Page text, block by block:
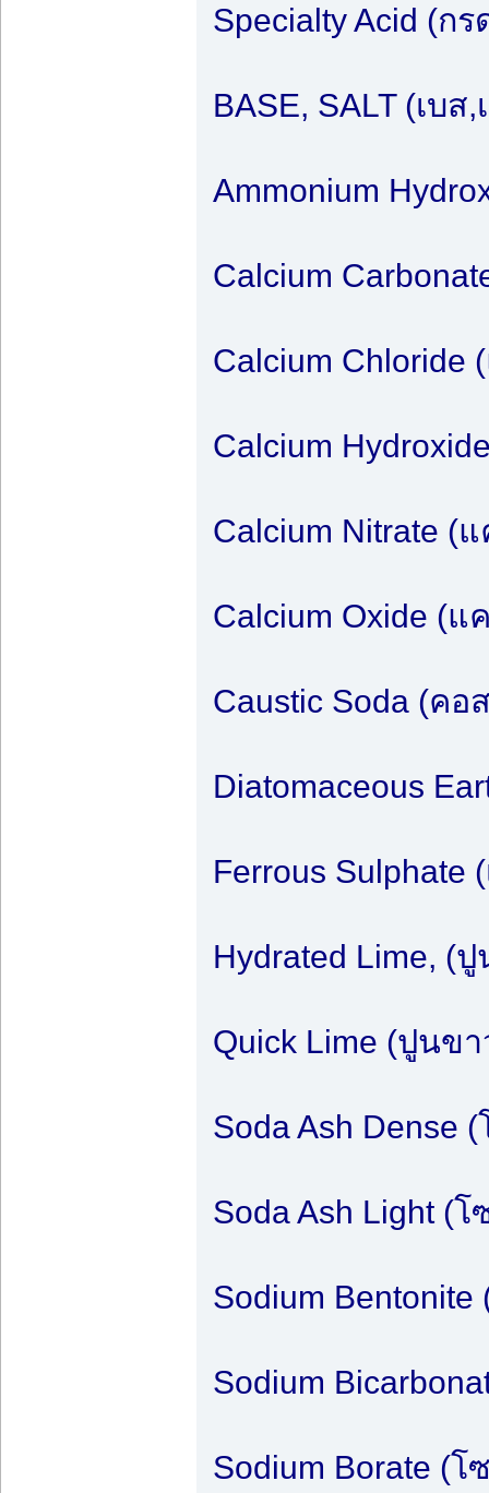
Specialty Acid (ก
BASE, SALT (เบส,
Ammonium
Calcium
Calcium Chloride
Calcium
Calcium Nitrate (
Calcium Oxide (
Caustic Soda (ค
Diatomaceous
Ferrous Sulphate
Hydrated Lime, (
Quick Lime (ปูนข
Soda Ash Dense
Soda Ash Light (
Sodium
Sodium
Sodium Borate (โ